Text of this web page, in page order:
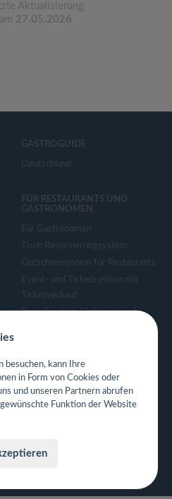
Aktualisierung
am 27.05.2026
GASTROGUIDE
Deutschland
FÜR RESTAURANTS UND
GASTRONOMEN
Für Gastronomen
Tisch Reservierungsystem
Gutscheinsystem für Restaurants
Event- und Ticketsystem mit
Ticketverkauf
Bestellsystem Lieferung und
Eigene App für Restaurant
besuchen, kann Ihre
in Form von Cookies oder
und unseren Partnern abrufen
Funktion der Website